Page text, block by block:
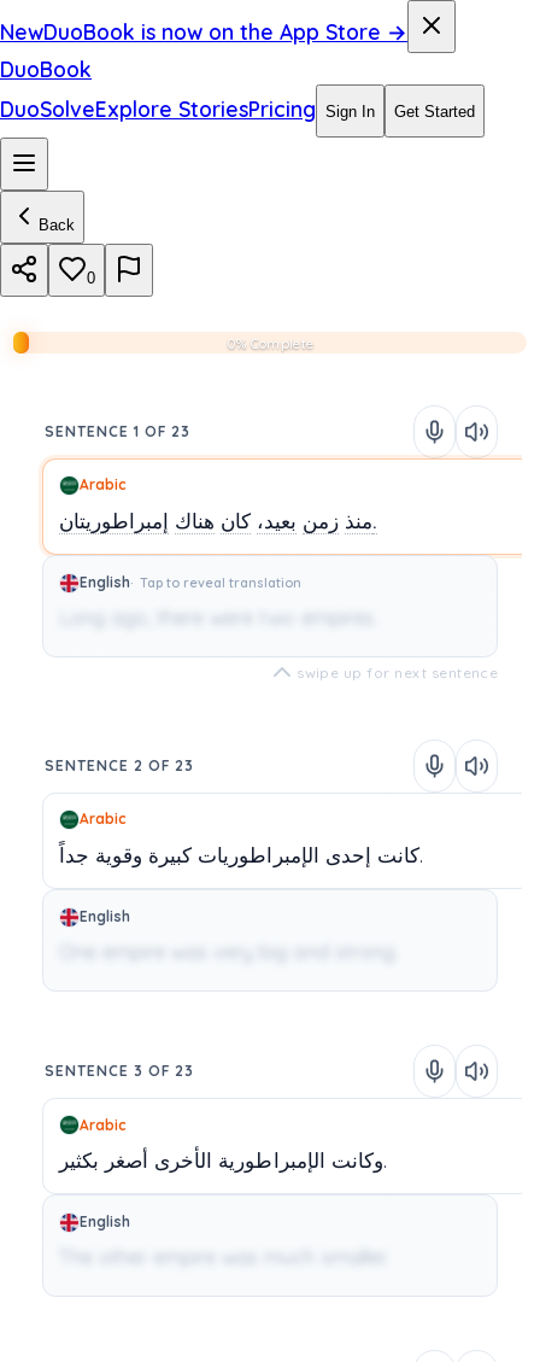
NewDuoBook is now on the App Store →
DuoBook
DuoSolveExplore StoriesPricing Sign In Get Started
Back
0
0% Complete
SENTENCE 1 OF 23
Arabic
منذ زمن بعيد، كان هناك إمبراطوريتان.
English Tap to reveal translation
Long ago, there were two empires.
swipe up for next sentence
SENTENCE 2 OF 23
Arabic
كانت إحدى الإمبراطوريات كبيرة وقوية جداً.
English
SENTENCE 3 OF 23
Arabic
وكانت الإمبراطورية الأخرى أصغر بكثير.
English
The other empire was much smaller.